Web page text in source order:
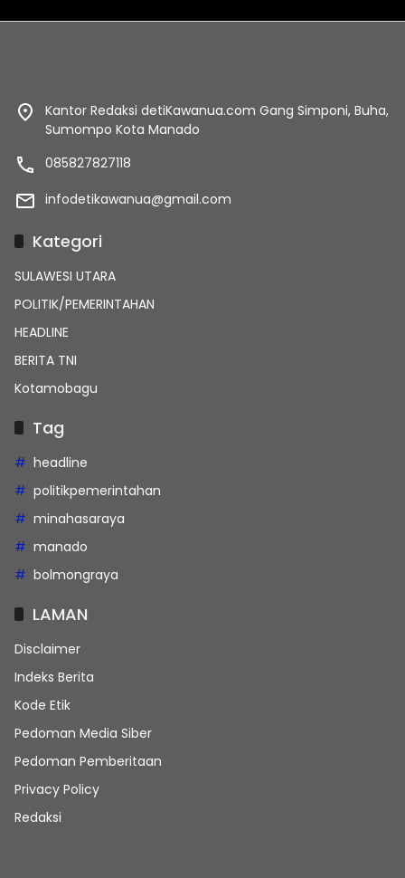
Kantor Redaksi detiKawanua.com Gang Simponi, Buha,
Sumompo Kota Manado
085827827118
infodetikawanua@gmail.com
Kategori
SULAWESI UTARA
POLITIK/PEMERINTAHAN
HEADLINE
BERITA TNI
Kotamobagu
Tag
headline
politikpemerintahan
minahasaraya
manado
bolmongraya
LAMAN
Disclaimer
Indeks Berita
Kode Etik
Pedoman Media Siber
Pedoman Pemberitaan
Privacy Policy
Redaksi